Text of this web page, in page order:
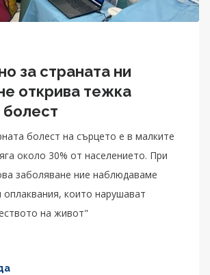
за страната ни
открива тежка
болест на сърцето е в малките
около 30% от населението. При
заболяване ние наблюдаваме
които нарушават
на живот"